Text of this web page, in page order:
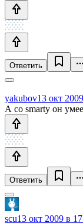
Ответить
yakubov13 окт
А со smarty он
Ответить
scu13 окт 2009 в